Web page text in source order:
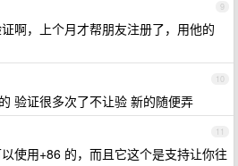
9
啊，上个月才帮朋友注册了，用他的
10
验证很多次了不让验 新的随便弄
11
使用+86 的，而且它这个是支持让你往